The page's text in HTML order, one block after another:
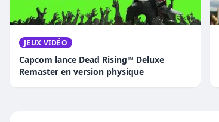
JEUX VIDÉO
Capcom lance Dead Rising™ Deluxe
Remaster en version physique